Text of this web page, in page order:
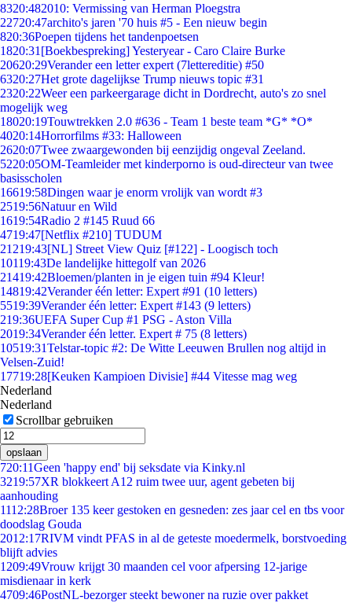
8320:482010: Vermissing van Herman Ploegstra
22720:47archito's jaren '70 huis #5 - Een nieuw begin
820:36Poepen tijdens het tandenpoetsen
1820:31 [Boekbespreking] Yesteryear - Caro Claire Burke
20620:29Verander een letter expert (7lettereditie) #50
6320:27Het grote dagelijkse Trump nieuws topic #31
2320:22Weer een parkeergarage dicht in Dordrecht, auto's zo snel
mogelijk weg
18020:19Touwtrekken 2.0 #636 - Team 1 beste team *G* *O*
4020:14Horrorfilms #33: Halloween
2620:07Twee zwaargewonden bij eenzijdig ongeval Zeeland.
5220:05OM-Teamleider met kinderporno is oud-directeur van twee
basisscholen
16619:58Dingen waar je enorm vrolijk van wordt #3
2519:56Natuur en Wild
1619:54Radio 2 #145 Ruud 66
4719:47[Netflix #210] TUDUM
21219:43[NL] Street View Quiz [#122] - Loogisch toch
10119:43De landelijke hittegolf van 2026
21419:42Bloemen/planten in je eigen tuin #94 Kleur!
14819:42Verander één letter: Expert #91 (10 letters)
5519:39Verander één letter: Expert #143 (9 letters)
219:36UEFA Super Cup #1 PSG - Aston Villa
2019:34Verander één letter. Expert # 75 (8 letters)
10519:31Telstar-topic #2: De Witte Leeuwen Brullen nog altijd in
Velsen-Zuid!
17719:28[Keuken Kampioen Divisie] #44 Vitesse mag weg
Nederland
Nederland
Scrollbar gebruiken
opslaan
720:11Geen 'happy end' bij seksdate via Kinky.nl
3219:57XR blokkeert A12 ruim twee uur, agent gebeten bij
aanhouding
1112:28Broer 135 keer gestoken en gesneden: zes jaar cel en tbs voor
doodslag Gouda
2012:17RIVM vindt PFAS in al de geteste moedermelk, borstvoeding
blijft advies
1209:49Vrouw krijgt 30 maanden cel voor afpersing 12-jarige
misdienaar in kerk
4709:46PostNL-bezorger steekt bewoner na ruzie over pakket